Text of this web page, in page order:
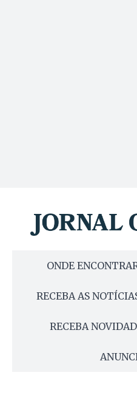
ONDE
RECEBA AS
RECEBA